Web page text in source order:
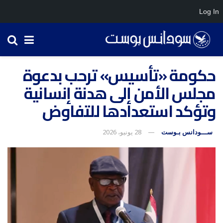
حكومة «تأسيس» ترحب بدعوة
مجلس الأمن إلى هدنة إنسانية
وتؤكد استعدادها للتفاوض
ســـودانس بـوست 28 يونيو، 2026
Log In